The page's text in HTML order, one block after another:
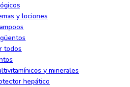
y lociones
todos
y minerales
hepático